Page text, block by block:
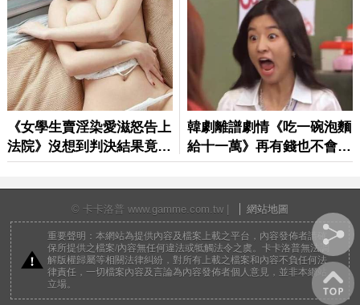
© 卡卡洛普 www.gamme.com.tw | 網站地圖
重要聲明：本網站為提供內容及檔案上載之平台，內容發佈者請確
保所提供之檔案/內容無任何違法或牴觸法令之虞。卡卡洛普無法調
解版權歸屬等相關法律糾紛，對所有上載之檔案和內容不負任何法
律責任，一切檔案內容及言論為內容發佈者個人意見，並非本網站
立場。